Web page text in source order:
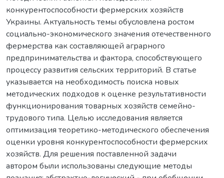
конкурентоспособности фермерских хозяйств
Украины. Актуальность темы обусловлена ростом
социально-экономического значения отечественного
фермерства как составляющей аграрного
предпринимательства и фактора, способствующего
процессу развития сельских территорий. В статье
указывается на необходимость поиска новых
методических подходов к оценке результативности
функционирования товарных хозяйств семейно-
трудового типа. Целью исследования является
оптимизация теоретико-методического обеспечения
оценки уровня конкурентоспособности фермерских
хозяйств. Для решения поставленной задачи
автором были использованы следующие методы